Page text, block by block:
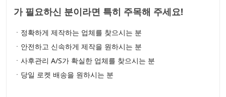
가 필요하신 분이라면 특히 주목해 주세요!
ㆍ정확하게 제작하는 업체를 찾으시는 분
ㆍ안전하고 신속하게 제작을 원하시는 분
ㆍ사후관리 A/S가 확실한 업체를 찾으시는 분
ㆍ당일 로켓 배송을 원하시는 분